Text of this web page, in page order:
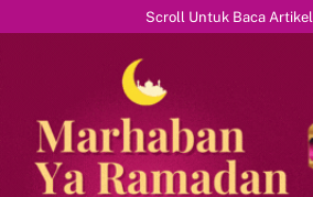
ke
Scroll Untuk Baca Artikel